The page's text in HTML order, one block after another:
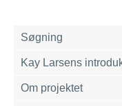
Søgning
Kay Larsens
Om projektet